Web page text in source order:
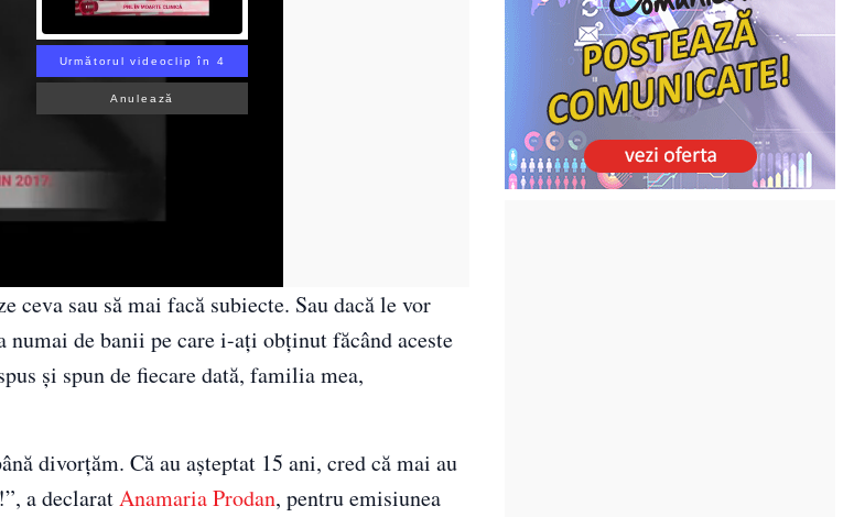
Următorul videoclip în 3
Anulează
sau să mai facă subiecte. Sau dacă le vor
numai de banii pe care i-ați obținut făcând aceste
și spun de fiecare dată, familia mea,
divorțăm. Că au așteptat 15 ani, cred că mai au
a declaratAnamaria Prodan, pentru emisiunea